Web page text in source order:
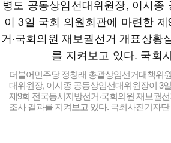
더불어민주당 정청래 총괄상임선거대책위
대위원장, 이시종 공동상임선대위원장이 3
제9회 전국동시지방선거·국회의원 재보궐
조사 결과를 지켜보고 있다. 국회사진기자단